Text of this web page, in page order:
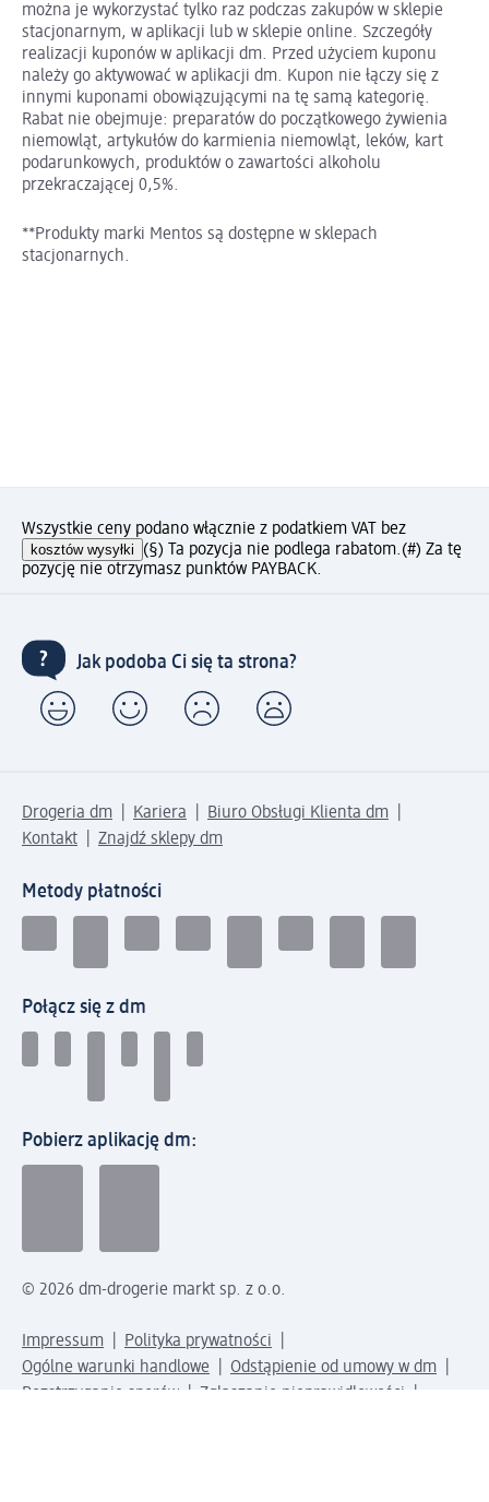
można je wykorzystać tylko raz podczas zakupów w sklepie
stacjonarnym, w aplikacji lub w sklepie online. Szczegóły
realizacji kuponów w aplikacji dm. Przed użyciem kuponu
należy go aktywować w aplikacji dm. Kupon nie łączy się z
innymi kuponami obowiązującymi na tę samą kategorię.
Rabat nie obejmuje: preparatów do początkowego żywienia
niemowląt, artykułów do karmienia niemowląt, leków, kart
podarunkowych, produktów o zawartości alkoholu
przekraczającej 0,5%.
**Produkty marki Mentos są dostępne w sklepach
stacjonarnych.
Wszystkie ceny podano włącznie z podatkiem VAT bez
kosztów wysyłki (§) Ta pozycja nie podlega rabatom.(#) Za tę
pozycję nie otrzymasz punktów PAYBACK.
Jak podoba Ci się ta strona?
Drogeria dm Kariera
Biuro Obsługi Klienta dm
Kontakt
Znajdź sklepy dm
Metody płatności
Połącz się z dm
Pobierz aplikację dm:
© 2026 dm-drogerie markt sp. z o.o.
Impressum
Polityka prywatności
Ogólne warunki handlowe
Odstąpienie od umowy w dm
Rozstrzyganie sporów
Zgłaszanie nieprawidłowości